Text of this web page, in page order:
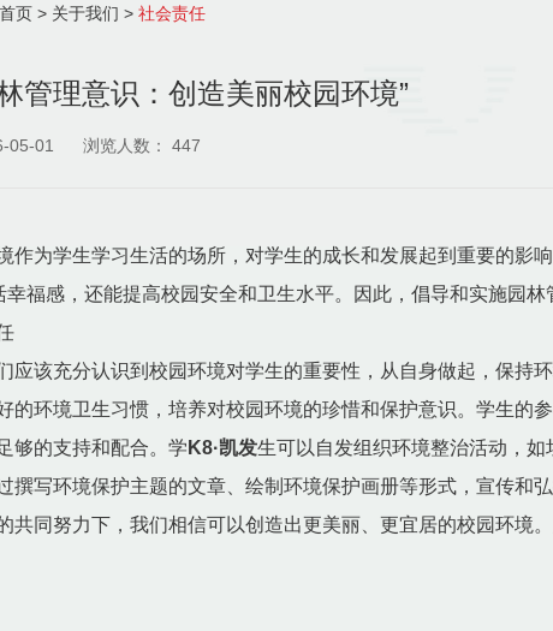
首页 > 关于我们 > 社会责任
管理意识：创造美丽校园环境”
05-01 浏览人数： 447
为学生学习生活的场所，对学生的成长和发展起到重要的影
福感，还能提高校园安全和卫生水平。因此，倡导和实施园林
该充分认识到校园环境对学生的重要性，从自身做起，保持
环境卫生习惯，培养对校园环境的珍惜和保护意识。学生的
够的支持和配合。学 K8·凯发生可以自发组织环境整治活动，如
写环境保护主题的文章、绘制环境保护画册等形式，宣传和
同努力下，我们相信可以创造出更美丽、更宜居的校园环境